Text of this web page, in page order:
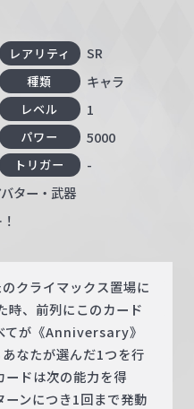
レアリティ SR
種類 キャラ
レベル 1
パワー 5000
トリガー -
ター・武器
クライマックス置場に
時、前列にこのカード
てが《Anniversary》
なたが選んだ1つを行
ードは次の能力を得
ンにつき1回まで発動